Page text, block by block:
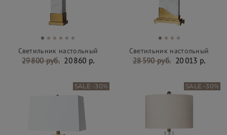
Светильник настольный
29 800 руб. 20 860 р.
Светильник настольный
28 590 руб. 20 013 р.
SALE -30% SALE -30%